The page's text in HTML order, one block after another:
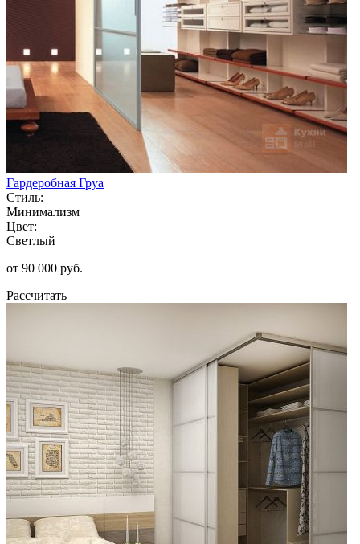
Гардеробная Груа
Стиль:
Минимализм
Цвет:
Светлый
от 90 000 руб.
Рассчитать